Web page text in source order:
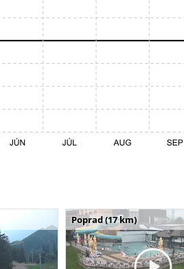
Poprad (17 km)